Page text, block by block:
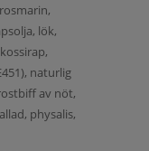
lök,
naturlig
av nöt,
physalis,